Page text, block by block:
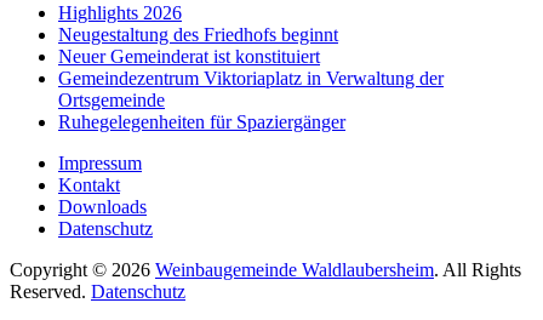
Highlights 2026
Neugestaltung des Friedhofs beginnt
Neuer Gemeinderat ist konstituiert
Gemeindezentrum Viktoriaplatz in Verwaltung der
Ortsgemeinde
Ruhegelegenheiten für Spaziergänger
Impressum
Kontakt
Downloads
Datenschutz
Copyright © 2026 Weinbaugemeinde Waldlaubersheim. All Rights
Reserved. Datenschutz